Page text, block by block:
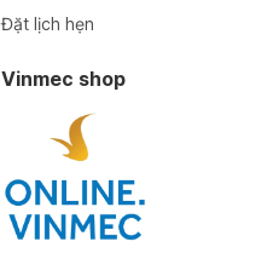
Đặt lịch hẹn
Vinmec shop